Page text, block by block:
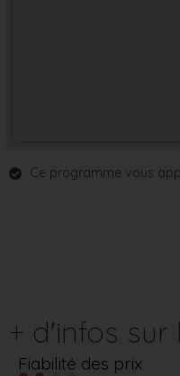
Ce programme vous
+ d'infos
Fiabilité des prix